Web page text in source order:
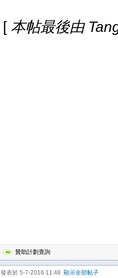
[本帖最後由
贊助計劃查詢
發表於 5-7-2016 11:48 顯示全部帖子